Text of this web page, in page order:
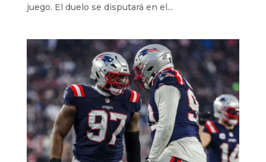
juego. El duelo se disputará en el...